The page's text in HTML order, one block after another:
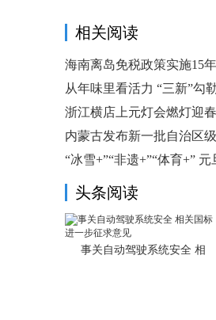
相关阅读
海南离岛免税政策实施15
从年味里看活力 “三新”勾
浙江横店上元灯会燃灯迎
内蒙古发布新一批自治区
“冰雪+”“非遗+”“体育+”
头条阅读
事关自动驾驶系统安全 相